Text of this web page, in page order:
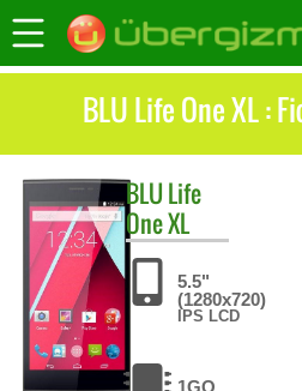
BLU Life One XL :
BLULife
One XL
5.5"
(1280x720)
IPS LCD
1GO